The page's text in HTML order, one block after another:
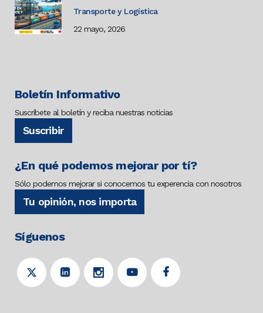
Transporte y Logística
22 mayo, 2026
Boletín Informativo
Suscríbete al boletín y reciba nuestras noticias
Suscribir
¿En qué podemos mejorar por tí?
Sólo podemos mejorar si conocemos tu experencia con nosotros
Tu opinión, nos importa
Síguenos